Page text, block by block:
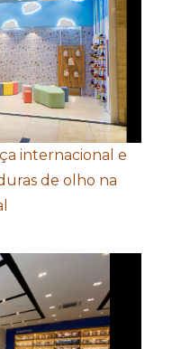
internacional e
de olho na